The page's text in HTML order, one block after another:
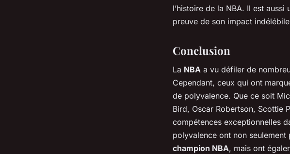
l’histoire de la NBA. Il est aussi
preuve de son impact
Conclusion
La NBA a vu défiler de
Cependant, ceux qui ont
de polyvalence. Que ce soit
Bird, Oscar Robertson, Scottie
compétences exceptionnelles
polyvalence ont non
champion NBA, mais ont